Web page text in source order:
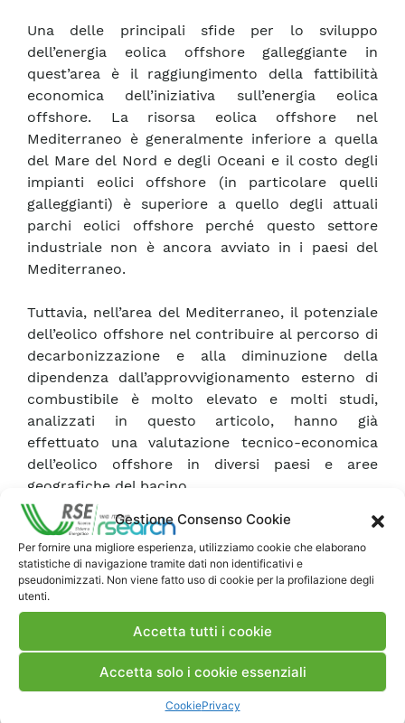
Gestione Consenso Cookie
Per fornire una migliore esperienza, utilizziamo cookie che elaborano
statistiche di navigazione tramite dati non identificativi e
pseudonimizzati. Non viene fatto uso di cookie per la profilazione degli
utenti.
Accetta tutti i cookie
Accetta solo i cookie essenziali
CookiePrivacy
Una delle principali sfide per lo sviluppo
dell’energia eolica offshore galleggiante in
quest’area è il raggiungimento della fattibilità
economica dell’iniziativa sull’energia eolica
offshore. La risorsa eolica offshore nel
Mediterraneo è generalmente inferiore a quella
del Mare del Nord e degli Oceani e il costo degli
impianti eolici offshore (in particolare quelli
galleggianti) è superiore a quello degli attuali
parchi eolici offshore perché questo settore
industriale non è ancora avviato in i paesi del
Mediterraneo.
Tuttavia, nell’area del Mediterraneo, il potenziale
dell’eolico offshore nel contribuire al percorso di
decarbonizzazione e alla diminuzione della
dipendenza dall’approvvigionamento esterno di
combustibile è molto elevato e molti studi,
analizzati in questo articolo, hanno già
effettuato una valutazione tecnico-economica
dell’eolico offshore in diversi paesi e aree
geografiche del bacino.
I risultati di questi studi e il contenuto di questo
articolo potrebbero aiutare i decisori e le parti
interessate a comprendere meglio le
caratteristiche di questo settore promettente e
ad accelerarne lo sviluppo.
Scarica Articolo